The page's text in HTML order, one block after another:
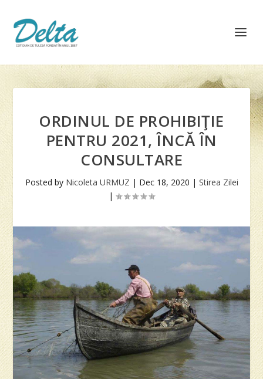
ORDINUL DE PROHIBIŢIE
PENTRU 2021, ÎNCĂ ÎN
CONSULTARE
Posted by Nicoleta URMUZ | Dec 18, 2020 | Stirea Zilei
|